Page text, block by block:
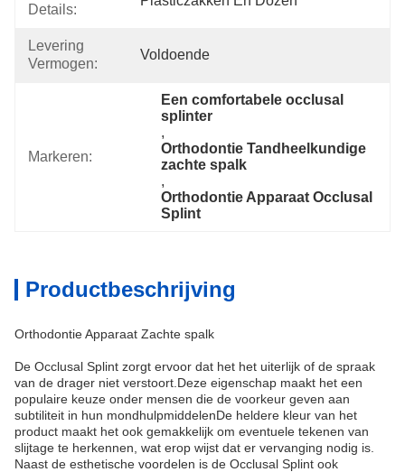
Details:
Levering
Vermogen:
Voldoende
Markeren:
Een comfortabele occlusal
splinter
,
Orthodontie Tandheelkundige
zachte spalk
,
Orthodontie Apparaat Occlusal
Splint
Productbeschrijving
Orthodontie Apparaat Zachte spalk
De Occlusal Splint zorgt ervoor dat het het uiterlijk of de spraak
van de drager niet verstoort.Deze eigenschap maakt het een
populaire keuze onder mensen die de voorkeur geven aan
subtiliteit in hun mondhulpmiddelenDe heldere kleur van het
product maakt het ook gemakkelijk om eventuele tekenen van
slijtage te herkennen, wat erop wijst dat er vervanging nodig is.
Naast de esthetische voordelen is de Occlusal Splint ook